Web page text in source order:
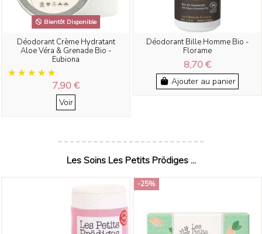
Bientôt Disponible
Déodorant Crème Hydratant
Aloe Véra & Grenade Bio -
Eubiona
7,90 €
Voir
Déodorant Bille Homme Bio -
Florame
8,70 €
Ajouter au panier
Les Soins Les Petits Prödiges ...
-25%